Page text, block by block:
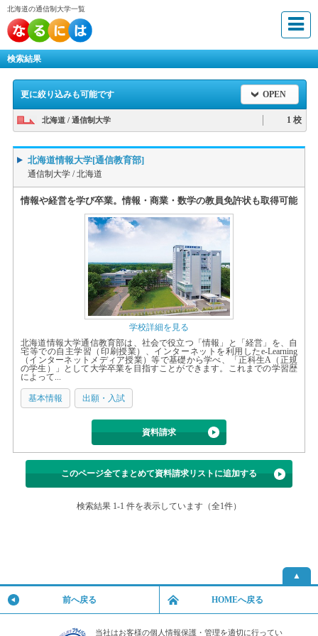
北海道の通信制大学一覧
検索結果
更に絞り込みも可能です OPEN
北海道 / 通信制大学 1 校
北海道情報大学[通信教育部]
通信制大学 /北海道
情報や経営を学び卒業。情報・商業・数学の教員免許状も取得可能
学校詳細を見る
北海道情報大学通信教育部は、社会で役立つ「情報」と「経営」を、自
宅等での自主学習（印刷授業）、インターネットを利用したe-Learning
（インターネットメディア授業）等で基礎から学べ、「正科生A（正規
の学生）」として大学卒業を目指すことができます。これまでの学習歴
によって...
基本情報 出願・入試
資料請求
このページ全てまとめて資料請求リストに追加する
検索結果 1-1 件を表示しています（全1件）
▲
前へ戻る HOMEへ戻る
当社はお客様の個人情報保護・管理を適切に行ってい